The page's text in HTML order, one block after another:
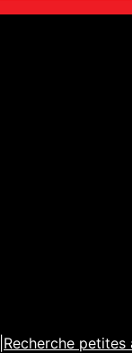
Recherche petites